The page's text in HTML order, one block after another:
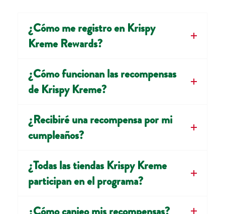
¿Cómo me registro en Krispy
Kreme Rewards?
¿Cómo funcionan las recompensas
de Krispy Kreme?
⁠¿Recibiré una recompensa por mi
cumpleaños?
¿Todas las tiendas Krispy Kreme
participan en el programa?